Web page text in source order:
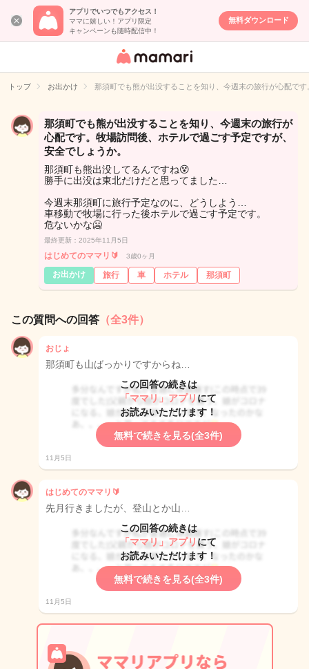
アプリでいつでもアクセス！
ママに嬉しい！アプリ限定
キャンペーンも随時配信中！
無料ダウンロード
女性専用匿名QA
イト
トップ お出かけ 那須町でも熊が出没することを知り、今週末の旅行が心配で
那須町でも熊が出没することを知り、今週末の旅行が
心配です。牧場訪問後、ホテルで過ごす予定ですが、
安全でしょうか。
那須町も熊出没してるんですね😵
勝手に出没は東北だけだと思ってました…
今週末那須町に旅行予定なのに、どうしよう…
車移動で牧場に行った後ホテルで過ごす予定です。
危ないかな🥶
最終更新：2025年11月5日
はじめてのママリ🔰 3歳0ヶ月
お出かけ 旅行 車 ホテル 那須町
この質問への回答 （全3件）
おじょ
那須町も山ばっかりですからね…
この回答の続きは
「ママリ」アプリ にて
お読みいただけます！
無料で続きを見る(全3件)
11月5日
はじめてのママリ🔰
先月行きましたが、登山とか山…
この回答の続きは
「ママリ」アプリ にて
お読みいただけます！
無料で続きを見る(全3件)
11月5日